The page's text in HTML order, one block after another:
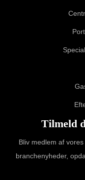
Tilmeld
Bliv medlem af
branchenyheder,